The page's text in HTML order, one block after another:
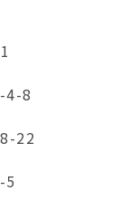
4-8
22
5